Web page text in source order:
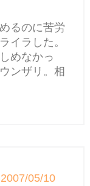
るのに苦労
イラした。
めなかっ
ンザリ。相
05/10